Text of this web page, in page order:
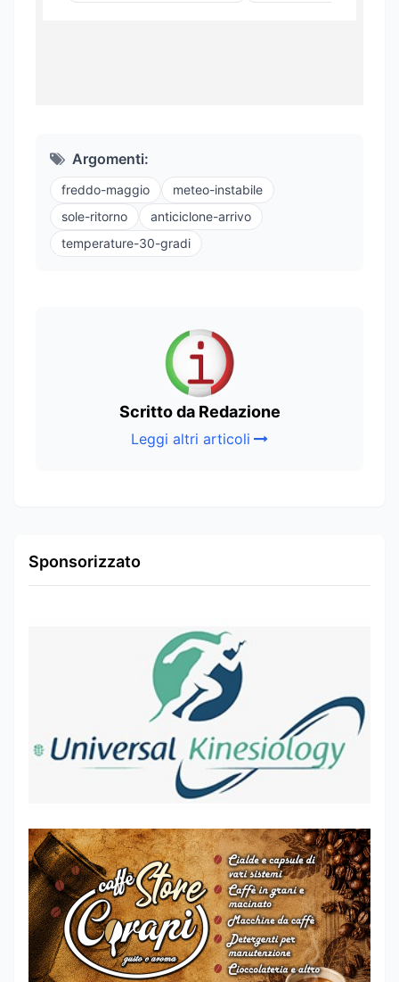
Argomenti:
freddo-maggio
meteo-instabile
sole-ritorno
anticiclone-arrivo
temperature-30-gradi
Scritto da Redazione
Leggi altri articoli
Sponsorizzato